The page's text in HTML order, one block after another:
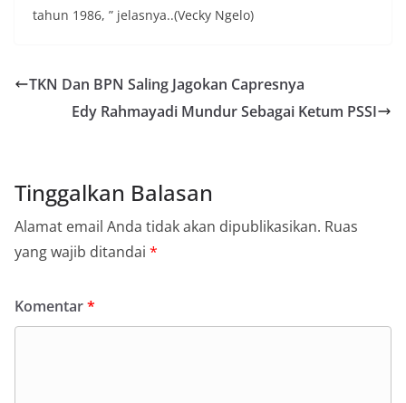
tahun 1986, ” jelasnya..(Vecky Ngelo)
TKN Dan BPN Saling Jagokan Capresnya
Edy Rahmayadi Mundur Sebagai Ketum PSSI
Tinggalkan Balasan
Alamat email Anda tidak akan dipublikasikan. Ruas
yang wajib ditandai *
Komentar*